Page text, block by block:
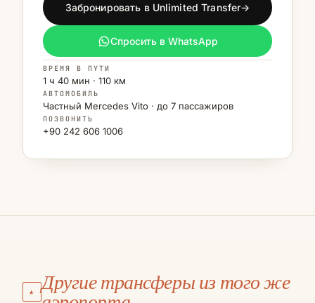
Забронировать в Unlimited Transfer→
Спросить в WhatsApp
ВРЕМЯ В ПУТИ
1 ч 40 мин · 110 км
АВТОМОБИЛЬ
Частный Mercedes Vito · до 7 пассажиров
ПОЗВОНИТЬ
+90 242 606 1006
★
Другие трансферы из того же
Калкан
АЭРОПОРТ АНТАЛЬЯ